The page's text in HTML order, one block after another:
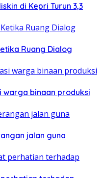
di Kepri Turun 3,3
Ruang Dialog
warga binaan produksi
jalan guna